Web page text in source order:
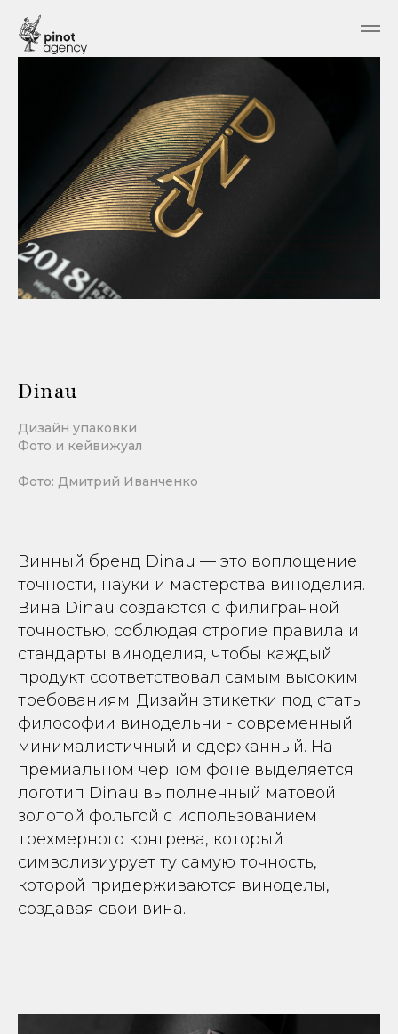
Dinau
Дизайн упаковки
Фото и кейвижуал
Фото: Дмитрий Иванченко
Винный бренд Dinau — это воплощение
точности, науки и мастерства виноделия.
Вина Dinau создаются с филигранной
точностью, соблюдая строгие правила и
стандарты виноделия, чтобы каждый
продукт соответствовал самым высоким
требованиям. Дизайн этикетки под стать
философии винодельни - современный
минималистичный и сдержанный. На
премиальном черном фоне выделяется
логотип Dinau выполненный матовой
золотой фольгой с использованием
трехмерного конгрева, который
символизиурует ту самую точность,
которой придерживаются виноделы,
создавая свои вина.